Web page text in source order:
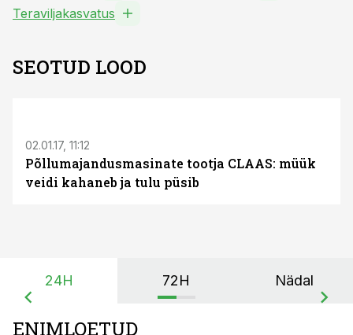
Teraviljakasvatus
SEOTUD LOOD
02.01.17, 11:12
Põllumajandusmasinate tootja CLAAS: müük
veidi kahaneb ja tulu püsib
24H 72H Nädal
ENIMLOETUD